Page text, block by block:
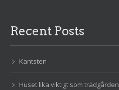
Recent Posts
Kantsten
Huset lika viktigt som trädgården